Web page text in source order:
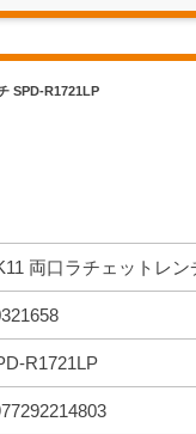
SPD-R1721LP
両口ラチェットレ
R1721LP